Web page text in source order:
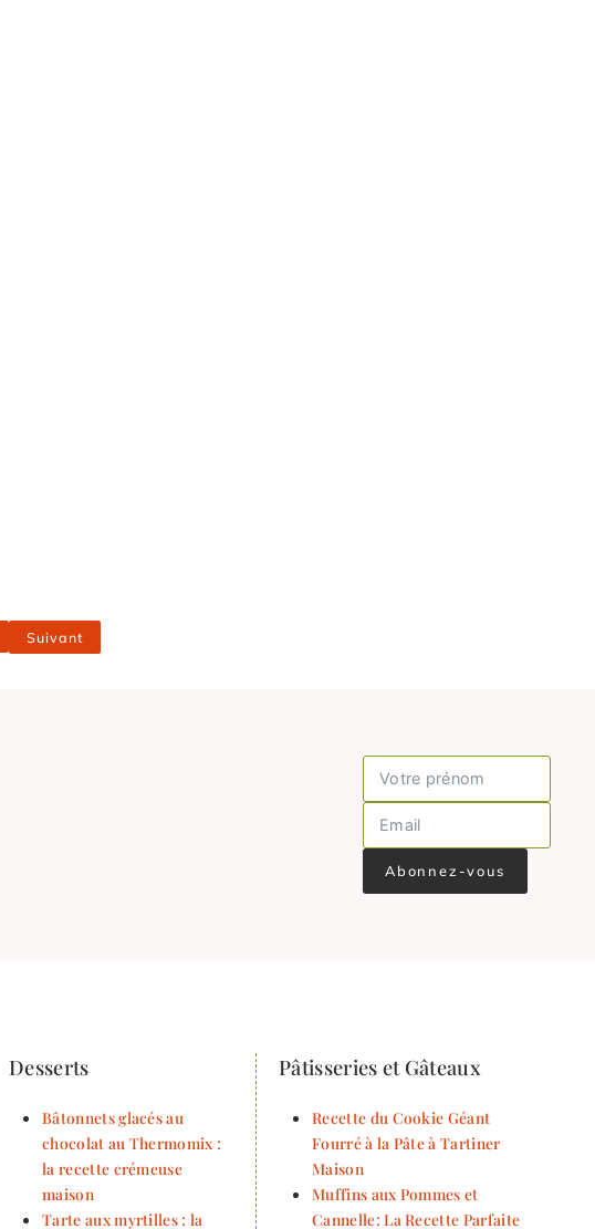
Suivant
Abonnez-vous
Desserts
Bâtonnets glacés au
chocolat au Thermomix :
la recette crémeuse
maison
Tarte aux myrtilles : la
Pâtisseries et Gâteaux
Recette du Cookie Géant
Fourré à la Pâte à Tartiner
Maison
Muffins aux Pommes et
Cannelle: La Recette Parfaite